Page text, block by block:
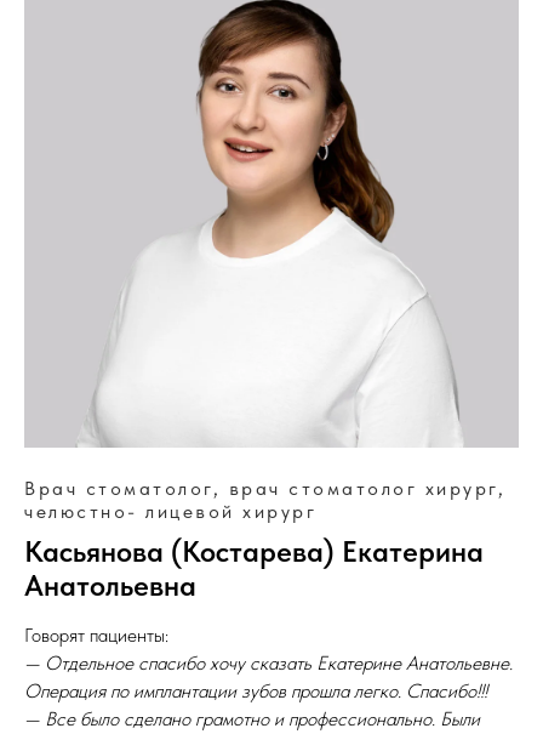
Врач стоматолог, врач стоматолог хирург,
челюстно- лицевой хирург
Касьянова (Костарева) Екатерина
Анатольевна
Говорят пациенты:
— Отдельное спасибо хочу сказать Екатерине Анатольевне.
Операция по имплантации зубов прошла легко. Спасибо!!!
— Все было сделано грамотно и профессионально. Были